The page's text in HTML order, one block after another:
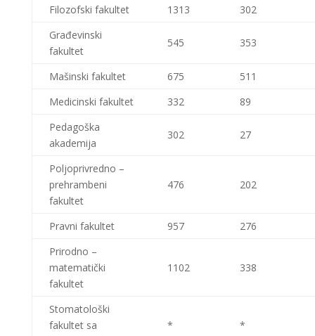
Filozofski fakultet 1313
302
Građevinski
fakultet
545 353
Mašinski fakultet 675
511
Medicinski fakultet
332
89
Pedagoška
akademija
302 27
Poljoprivredno –
prehrambeni
fakultet
476 202
Pravni fakultet 957
276
Prirodno –
matematički
fakultet
1102 338
Stomatološki
fakultet sa
* *